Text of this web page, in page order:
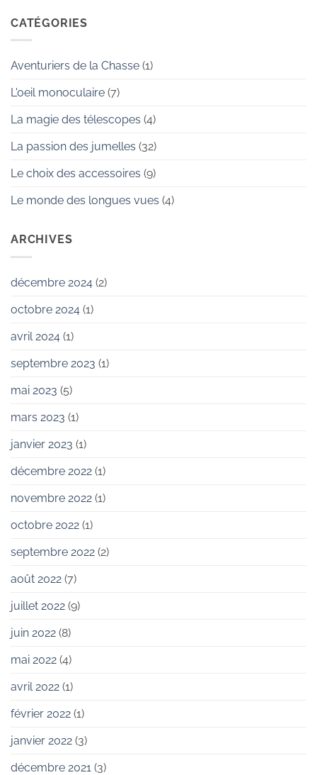
des
CATÉGORIES
Aventuriers de la Chasse (1)
L'oeil monoculaire (7)
La magie des télescopes (4)
La passion des jumelles (32)
Le choix des accessoires (9)
Le monde des longues vues (4)
ARCHIVES
décembre 2024 (2)
octobre 2024 (1)
avril 2024 (1)
septembre 2023 (1)
mai 2023 (5)
mars 2023 (1)
janvier 2023 (1)
décembre 2022 (1)
novembre 2022 (1)
octobre 2022 (1)
septembre 2022 (2)
août 2022 (7)
juillet 2022 (9)
juin 2022 (8)
mai 2022 (4)
avril 2022 (1)
février 2022 (1)
janvier 2022 (3)
décembre 2021 (3)